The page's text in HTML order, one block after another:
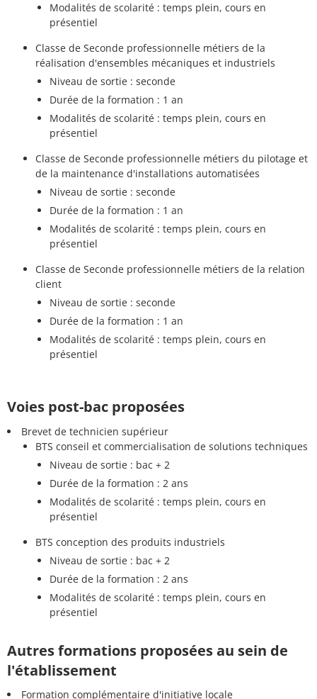
Modalités de scolarité : temps plein, cours en
présentiel
Classe de Seconde professionnelle métiers de la
réalisation d'ensembles mécaniques et industriels
Niveau de sortie : seconde
Durée de la formation : 1 an
Modalités de scolarité : temps plein, cours en
présentiel
Classe de Seconde professionnelle métiers du pilotage et
de la maintenance d'installations automatisées
Niveau de sortie : seconde
Durée de la formation : 1 an
Modalités de scolarité : temps plein, cours en
présentiel
Classe de Seconde professionnelle métiers de la relation
client
Niveau de sortie : seconde
Durée de la formation : 1 an
Modalités de scolarité : temps plein, cours en
présentiel
Voies post-bac proposées
Brevet de technicien supérieur
BTS conseil et commercialisation de solutions techniques
Niveau de sortie : bac + 2
Durée de la formation : 2 ans
Modalités de scolarité : temps plein, cours en
présentiel
BTS conception des produits industriels
Niveau de sortie : bac + 2
Durée de la formation : 2 ans
Modalités de scolarité : temps plein, cours en
présentiel
Autres formations proposées au sein de
l'établissement
Formation complémentaire d'initiative locale